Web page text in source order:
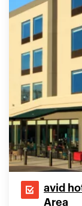
avid
Area